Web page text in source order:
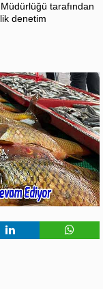
tarafından
denetim